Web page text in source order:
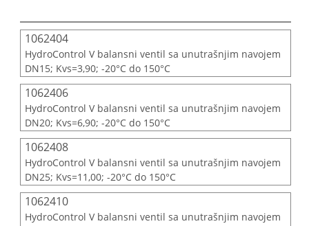
1062404
HydroControl V balansni ventil sa unutrašnjim navojem
DN15; Kvs=3,90; -20°C do 150°C
1062406
HydroControl V balansni ventil sa unutrašnjim navojem
DN20; Kvs=6,90; -20°C do 150°C
1062408
HydroControl V balansni ventil sa unutrašnjim navojem
DN25; Kvs=11,00; -20°C do 150°C
1062410
HydroControl V balansni ventil sa unutrašnjim navojem